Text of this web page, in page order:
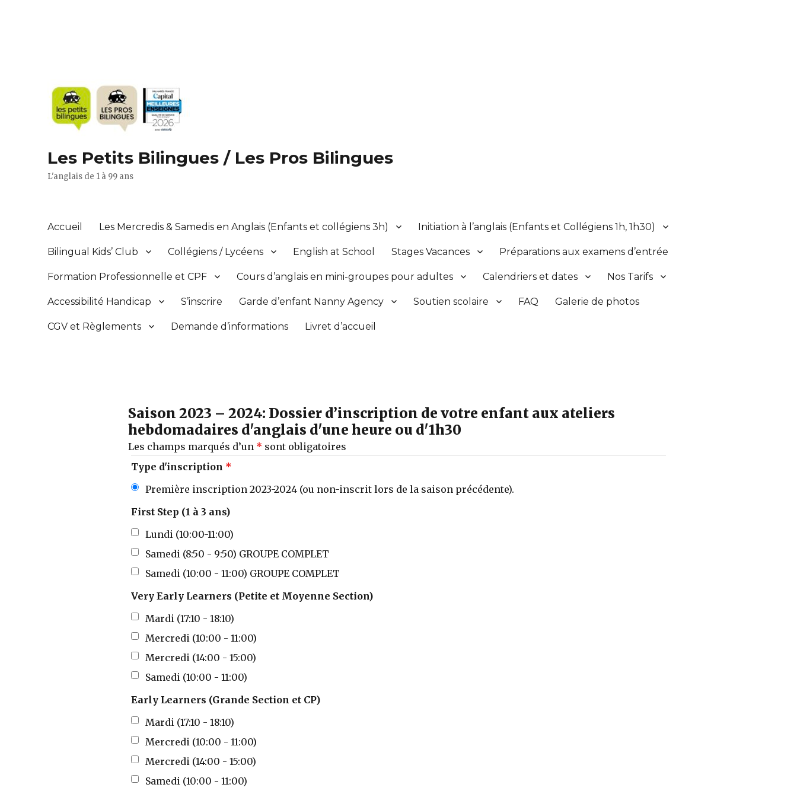
Les Petits Bilingues / Les Pros Bilingues
L'anglais de 1 à 99 ans
Accueil Les Mercredis & Samedis en Anglais (Enfants et collégiens 3h) Initiation à l’anglais (Enfants et Collégiens 1h, 1h30)
Bilingual Kids’ Club Collégiens / Lycéens English at School Stages Vacances Préparations aux examens d’entrée
Formation Professionnelle et CPF Cours d’anglais en mini-groupes pour adultes Calendriers et dates Nos Tarifs
Accessibilité Handicap S’inscrire Garde d’enfant Nanny Agency Soutien scolaire FAQ Galerie de photos
CGV et Règlements Demande d’informations Livret d’accueil
Saison 2023 – 2024: Dossier d’inscription de votre enfant aux ateliers
hebdomadaires d'anglais d'une heure ou d'1h30
Les champs marqués d’un * sont obligatoires
Type d'inscription *
Première inscription 2023-2024 (ou non-inscrit lors de la saison précédente).
First Step (1 à 3 ans)
Lundi (10:00-11:00)
Samedi (8:50 - 9:50) GROUPE COMPLET
Samedi (10:00 - 11:00) GROUPE COMPLET
Very Early Learners (Petite et Moyenne Section)
Mardi (17:10 - 18:10)
Mercredi (10:00 - 11:00)
Mercredi (14:00 - 15:00)
Samedi (10:00 - 11:00)
Early Learners (Grande Section et CP)
Mardi (17:10 - 18:10)
Mercredi (10:00 - 11:00)
Mercredi (14:00 - 15:00)
Samedi (10:00 - 11:00)